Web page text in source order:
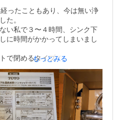
ったこともあり、今は無い浄
た。
い私で３〜４時間、シンク下
に時間がかかってしまいまし
で閉めるタイプではないので
ら前面にスペースがないと通
もしれません。
内の清掃、やるなら事前に用
ャワーが思った以上に根元か
先だけが外れるタイプだった
もっとみる